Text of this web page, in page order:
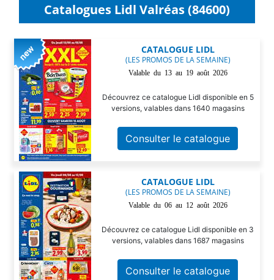
Catalogues Lidl Valréas (84600)
CATALOGUE LIDL
(LES PROMOS DE LA SEMAINE)
Valable du 13 au 19 août 2026
Découvrez ce catalogue Lidl disponible en 5
versions, valables dans 1640 magasins
Consulter le catalogue
CATALOGUE LIDL
(LES PROMOS DE LA SEMAINE)
Valable du 06 au 12 août 2026
Découvrez ce catalogue Lidl disponible en 3
versions, valables dans 1687 magasins
Consulter le catalogue